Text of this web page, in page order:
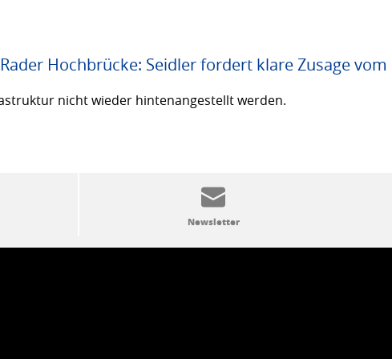
Hochbrücke: Seidler fordert klare Zusage
nicht wieder hintenangestellt werden.